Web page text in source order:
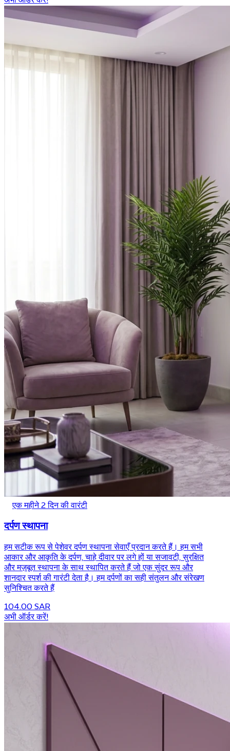
एक महीने 2 दिन की वारंटी
दर्पण स्थापना
हम सटीक रूप से पेशेवर दर्पण स्थापना सेवाएँ प्रदान करते हैं। हम सभी
आकार और आकृति के दर्पण, चाहे दीवार पर लगे हों या सजावटी, सुरक्षित
और मज़बूत स्थापना के साथ स्थापित करते हैं जो एक सुंदर रूप और
शानदार स्पर्श की गारंटी देता है। हम दर्पणों का सही संतुलन और संरेखण
सुनिश्चित करते हैं
104.00 SAR
अभी ऑर्डर करें!